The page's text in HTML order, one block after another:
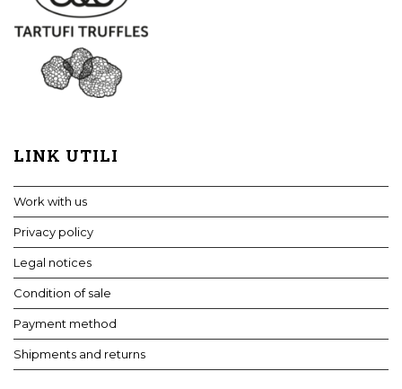
LINK UTILI
Work with us
Privacy policy
Legal notices
Condition of sale
Payment method
Shipments and returns